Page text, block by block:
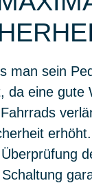
man sein
da eine gute
erhöht.